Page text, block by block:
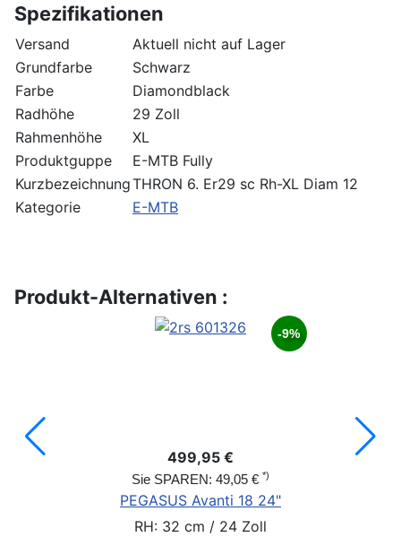
Spezifikationen
Versand
Aktuell nicht auf Lager
Grundfarbe
Schwarz
Farbe
Diamondblack
Radhöhe
29 Zoll
Rahmenhöhe
XL
Produktguppe
E-MTB Fully
KurzbezeichnungTHRON 6. Er29 sc Rh-XL Diam 12
Kategorie
E-MTB
Produkt-Alternativen :
-9%
499,95 €
Sie SPAREN: 49,05 € *)
PEGASUS Avanti 18 24"
RH: 32 cm / 24 Zoll